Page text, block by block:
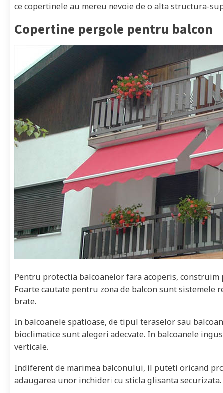
ce copertinele au mereu nevoie de o alta structura-
Copertine pergole pentru balcon
Pentru protectia balcoanelor fara acoperis,
Foarte cautate pentru zona de balcon sunt sistemele
brate.
In balcoanele spatioase, de tipul teraselor sau
bioclimatice sunt alegeri adecvate. In balcoanele
verticale.
Indiferent de marimea balconului, il puteti oricand
adaugarea unor inchideri cu sticla glisanta securizata.